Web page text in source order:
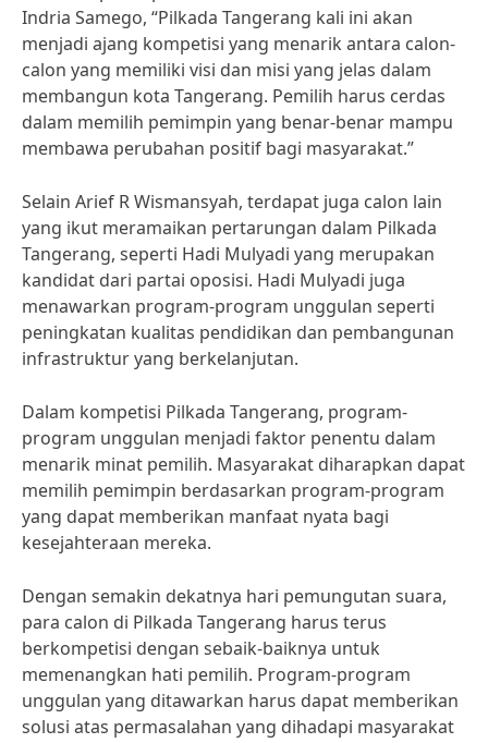
Indria Samego, “Pilkada Tangerang kali ini akan
menjadi ajang kompetisi yang menarik antara calon-
calon yang memiliki visi dan misi yang jelas dalam
membangun kota Tangerang. Pemilih harus cerdas
dalam memilih pemimpin yang benar-benar mampu
membawa perubahan positif bagi masyarakat.”
Selain Arief R Wismansyah, terdapat juga calon lain
yang ikut meramaikan pertarungan dalam Pilkada
Tangerang, seperti Hadi Mulyadi yang merupakan
kandidat dari partai oposisi. Hadi Mulyadi juga
menawarkan program-program unggulan seperti
peningkatan kualitas pendidikan dan pembangunan
infrastruktur yang berkelanjutan.
Dalam kompetisi Pilkada Tangerang, program-
program unggulan menjadi faktor penentu dalam
menarik minat pemilih. Masyarakat diharapkan dapat
memilih pemimpin berdasarkan program-program
yang dapat memberikan manfaat nyata bagi
kesejahteraan mereka.
Dengan semakin dekatnya hari pemungutan suara,
para calon di Pilkada Tangerang harus terus
berkompetisi dengan sebaik-baiknya untuk
memenangkan hati pemilih. Program-program
unggulan yang ditawarkan harus dapat memberikan
solusi atas permasalahan yang dihadapi masyarakat